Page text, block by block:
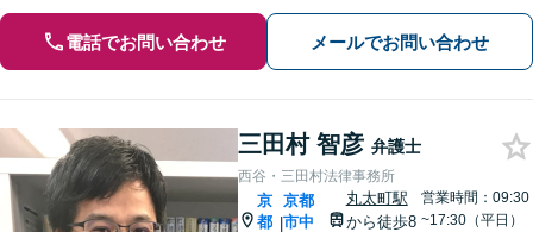
電話でお問い合わせ メールでお問い合わせ
三田村 智彦 弁護士
西谷・三田村法律事務所
京
都 |
京都
市中
丸太町駅
から徒歩8
営業時間：09:30
~17:30（平日）